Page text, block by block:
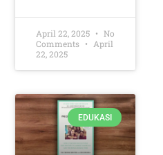
April 22, 2025
No
Comments
April
22, 2025
EDUKASI